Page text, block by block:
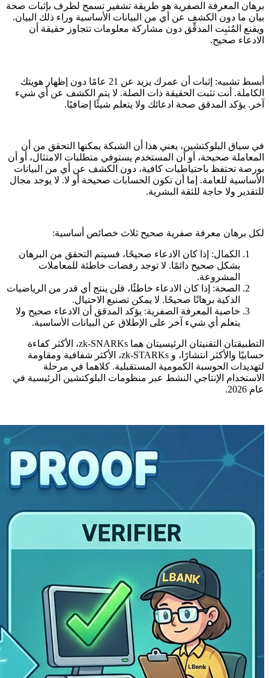
برهان المعرفة الصفرية هو طريقة تشفير تسمح لطرف بإثبات صحة
بيان ما دون الكشف عن أي من البيانات الأساسية وراء ذلك البيان.
ويقنع المُثبِت المدقِّق دون مشاركة معلومات تتجاوز حقيقة أن
الادعاء صحيح.
أبسط تشبيه: إثبات أن عمرك يزيد عن 21 عامًا دون إظهار هويتك
الكاملة. أنت تثبت الحقيقة ذات الصلة. لا يتم الكشف عن أي شيء
آخر. يؤكد المدقق صحة ادعائك ولا يتعلم شيئًا إضافيًا.
في سياق البلوكتشين، يعني هذا أن الشبكة يمكنها التحقق من أن
المعاملة صحيحة، أو أن المستخدم يستوفي متطلبات الامتثال، أو أن
بورصة تحتفظ باحتياطيات كافية، دون الكشف عن أي من البيانات
الأساسية للعامة. إما أن تكون الحسابات صحيحة أو لا. لا يوجد مجال
للتقدير ولا حاجة للثقة البشرية.
لكل برهان معرفة صفرية صحيح ثلاث خصائص أساسية:
الكمال: إذا كان الادعاء صحيحًا، فسيتم التحقق من البرهان
بشكل صحيح دائمًا. لا توجد رفضات خاطئة للمعاملات
المشروعة.
الصحة: إذا كان الادعاء خاطئًا، فلن ينتج أي قدر من الرياضيات
الذكية برهانًا صحيحًا. لا يمكن تصنيع الاحتيال.
خاصية المعرفة الصفرية: يؤكد المدقق أن الادعاء صحيح ولا
يتعلم أي شيء آخر على الإطلاق عن البيانات الأساسية.
التطبيقتان التقنيتان الرئيسيتان هما zk-SNARKs، الأكثر كفاءة
حسابيًا والأكثر انتشارًا، و zk-STARKs، الأكثر شفافية ومقاومة
لتهديدات الحوسبة الكمومية المستقبلية. كلاهما في مرحلة
الاستخدام الإنتاجي النشط عبر منظومات البلوكتشين الرئيسية في
عام 2026.